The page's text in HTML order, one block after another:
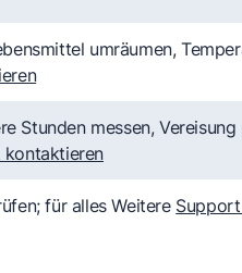
umräumen,
Stunden messen,
für alles Weitere